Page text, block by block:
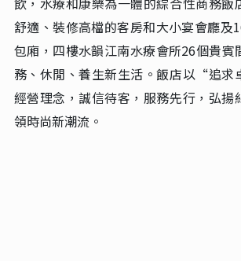
當地四星(2025年開業)庫爾勒華美勝